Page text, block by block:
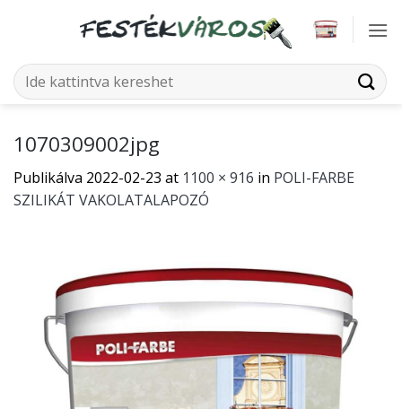
Keresés
a
1070309002jpg
Publikálva 2022-02-23 at 1100 × 916 in POLI-FARBE
SZILIKÁT VAKOLATALAPOZÓ